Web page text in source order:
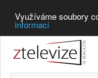
Využíváme soubory
informací